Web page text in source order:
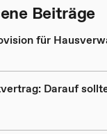
Beiträge
für
Darauf